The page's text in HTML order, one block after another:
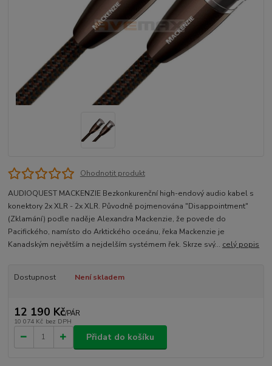
Ohodnotit produkt
AUDIOQUEST MACKENZIE Bezkonkurenční high-endový audio kabel s
konektory 2x XLR - 2x XLR. Původně pojmenována "Disappointment"
(Zklamání) podle naděje Alexandra Mackenzie, že povede do
Pacifického, namísto do Arktického oceánu, řeka Mackenzie je
Kanadským největším a nejdelším systémem řek. Skrze svý... celý popis
Dostupnost Není skladem
12 190 Kč/PÁR
10 074 Kč bez DPH
Přidat do košíku